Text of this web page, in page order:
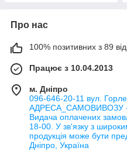
Про нас
100% позитивних з 89
Працює з 10.04.2013
м. Дніпро
096-646-20-11 вул.
АДРЕСА_САМОВИВОЗУ -
Видача оплачених
18-00. У зв'язку з
продукція може бути
Дніпро, Україна